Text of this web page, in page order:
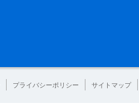
プライバシーポリシー サイトマップ